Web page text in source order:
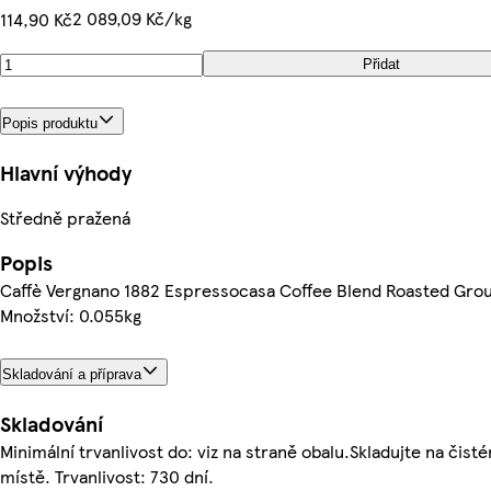
114,90 Kč2 089,09 Kč/kg
Přidat
Popis produktu
Hlavní výhody
Středně pražená
Popis
Caffè Vergnano 1882 Espressocasa Coffee Blend Roasted
Množství: 0.055kg
Skladování a příprava
Skladování
Minimální trvanlivost do: viz na straně obalu.Skladujte na
místě. Trvanlivost: 730 dní.